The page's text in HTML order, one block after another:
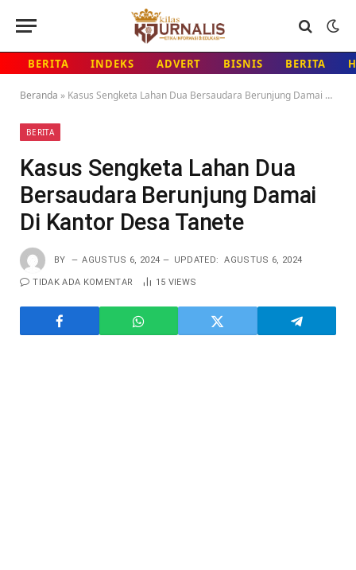
BERITA INDEKS ADVERT BISNIS BERITA
Beranda » Kasus Sengketa Lahan Dua Bersaudara Berunjung Damai Di Kantor Desa Tanete
BERITA
Kasus Sengketa Lahan Dua
Bersaudara Berunjung Damai
Di Kantor Desa Tanete
BY AGUSTUS 6, 2024 UPDATED: AGUSTUS 6, 2024
TIDAK ADA KOMENTAR 15 VIEWS